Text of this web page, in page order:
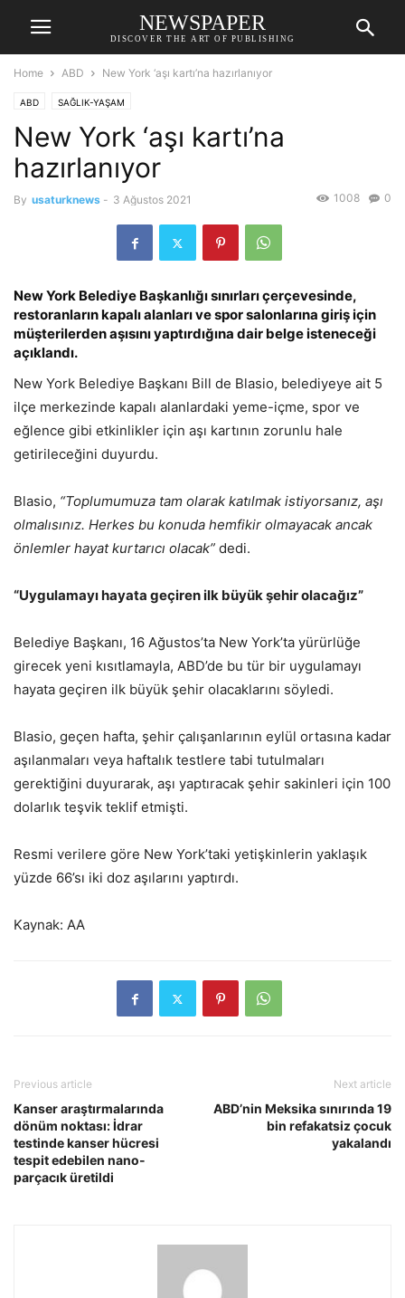
NEWSPAPER
DISCOVER THE ART OF PUBLISHING
Home ABD New York ‘aşı kartı’na hazırlanıyor
ABD SAĞLIK-YAŞAM
New York ‘aşı kartı’na
hazırlanıyor
By usaturknews - 3 Ağustos 2021 0
1008
New York Belediye Başkanlığı sınırları çerçevesinde,
restoranların kapalı alanları ve spor salonlarına giriş için
müşterilerden aşısını yaptırdığına dair belge isteneceği
açıklandı.
New York Belediye Başkanı Bill de Blasio, belediyeye ait 5
ilçe merkezinde kapalı alanlardaki yeme-içme, spor ve
eğlence gibi etkinlikler için aşı kartının zorunlu hale
getirileceğini duyurdu.
Blasio, “Toplumumuza tam olarak katılmak istiyorsanız, aşı
olmalısınız. Herkes bu konuda hemfikir olmayacak ancak
önlemler hayat kurtarıcı olacak” dedi.
“Uygulamayı hayata geçiren ilk büyük şehir olacağız”
Belediye Başkanı, 16 Ağustos’ta New York’ta yürürlüğe
girecek yeni kısıtlamayla, ABD’de bu tür bir uygulamayı
hayata geçiren ilk büyük şehir olacaklarını söyledi.
Blasio, geçen hafta, şehir çalışanlarının eylül ortasına kadar
aşılanmaları veya haftalık testlere tabi tutulmaları
gerektiğini duyurarak, aşı yaptıracak şehir sakinleri için 100
dolarlık teşvik teklif etmişti.
Resmi verilere göre New York’taki yetişkinlerin yaklaşık
yüzde 66’sı iki doz aşılarını yaptırdı.
Kaynak: AA
Previous article
Kanser araştırmalarında
dönüm noktası: İdrar
testinde kanser hücresi
tespit edebilen nano-
parçacık üretildi
Next article
ABD’nin Meksika sınırında 19
bin refakatsiz çocuk
yakalandı